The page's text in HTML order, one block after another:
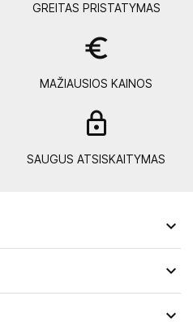
GREITAS PRISTATYMAS
euro_symbol
MAŽIAUSIOS KAINOS
SAUGUS ATSISKAITYMAS


